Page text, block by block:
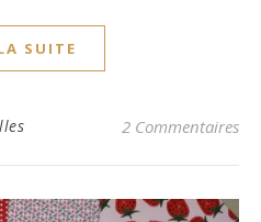
SUITE
2 Commentaires